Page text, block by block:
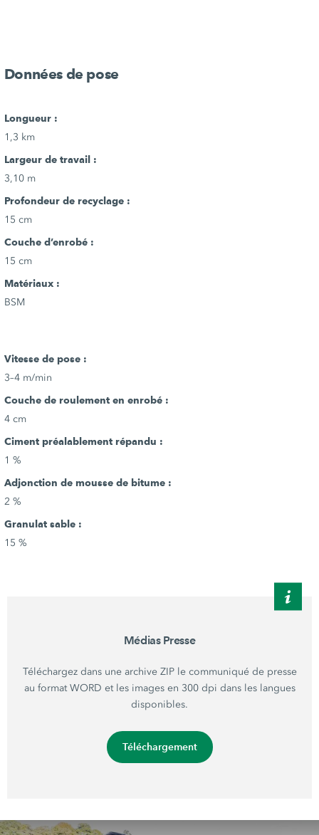
Données de pose
Longueur :
1,3 km
Largeur de travail :
3,10 m
Profondeur de recyclage :
15 cm
Couche d’enrobé :
15 cm
Matériaux :
BSM
Vitesse de pose :
3–4 m/min
Couche de roulement en enrobé :
4 cm
Ciment préalablement répandu :
1 %
Adjonction de mousse de bitume :
2 %
Granulat sable :
15 %
Médias Presse
Téléchargez dans une archive ZIP le communiqué de presse
au format WORD et les images en 300 dpi dans les langues
disponibles.
Téléchargement